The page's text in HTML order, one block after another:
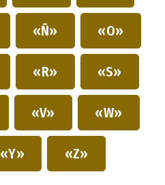
«Ñ» «O»
«R» «S»
«V» «W»
«Y» «Z»